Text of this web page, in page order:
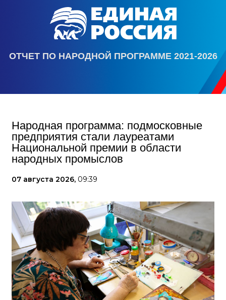
ОТЧЕТ ПО НАРОДНОЙ ПРОГРАММЕ 2021-2026
Народная программа: подмосковные
предприятия стали лауреатами
Национальной премии в области
народных промыслов
07 августа 2026, 09:39